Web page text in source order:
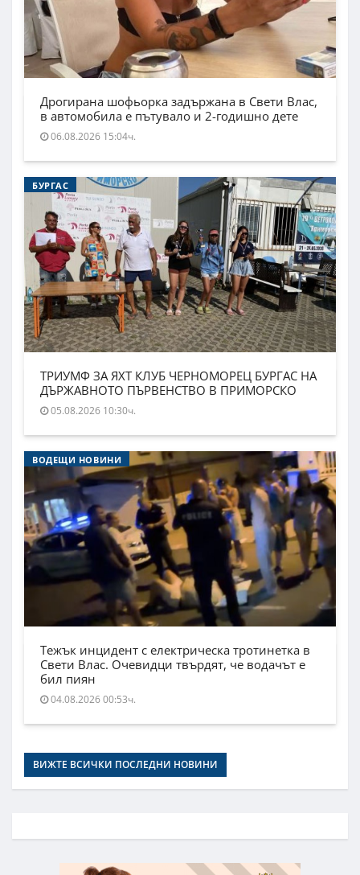
Дрогирана шофьорка задържана в Свети Влас,
в автомобила е пътувало и 2-годишно дете
06.08.2026 15:04ч.
БУРГАС
ТРИУМФ ЗА ЯХТ КЛУБ ЧЕРНОМОРЕЦ БУРГАС НА
ДЪРЖАВНОТО ПЪРВЕНСТВО В ПРИМОРСКО
05.08.2026 10:30ч.
ВОДЕЩИ НОВИНИ
Тежък инцидент с електрическа тротинетка в
Свети Влас. Очевидци твърдят, че водачът е
бил пиян
04.08.2026 00:53ч.
ВИЖТЕ ВСИЧКИ ПОСЛЕДНИ НОВИНИ